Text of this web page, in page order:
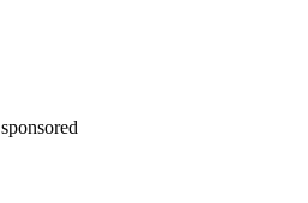
sponsored